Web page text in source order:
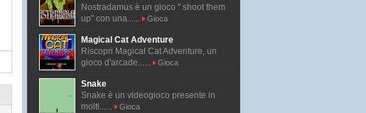
Nostradamus è un gioco " shoot them
up" con una......
Gioca
Magical Cat Adventure
Riscopri Magical Cat Adventure, un
gioco d'arcade......
Gioca
Snake
Snake è un videogioco presente in
molti......
Gioca